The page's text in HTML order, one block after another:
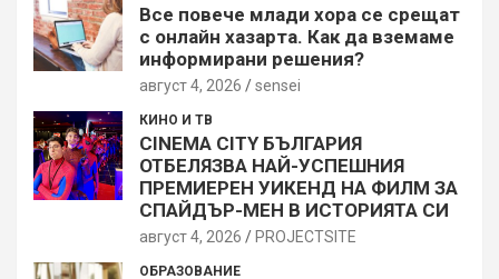
Все повече млади хора се срещат
с онлайн хазарта. Как да вземаме
информирани решения?
август 4, 2026 sensei
КИНО И ТВ
CINEMA CITY БЪЛГАРИЯ
ОТБЕЛЯЗВА НАЙ-УСПЕШНИЯ
ПРЕМИЕРЕН УИКЕНД НА ФИЛМ ЗА
СПАЙДЪР-МЕН В ИСТОРИЯТА СИ
август 4, 2026 PROJECTSITЕ
ОБРАЗОВАНИЕ